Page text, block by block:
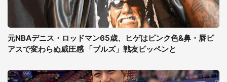
元NBAデニス・ロッドマン65歳、ヒゲはピンク色&鼻・唇ピ
アスで変わらぬ威圧感 「ブルズ」戦友ピッペンと